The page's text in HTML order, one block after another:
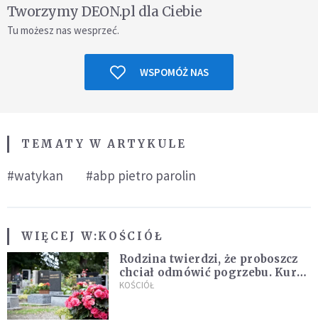
Tworzymy DEON.pl dla Ciebie
Tu możesz nas wesprzeć.
WSPOMÓŻ NAS
TEMATY W ARTYKULE
#watykan #abp pietro parolin
WIĘCEJ W:KOŚCIÓŁ
Rodzina twierdzi, że proboszcz
chciał odmówić pogrzebu. Kuria
zapowiada wyjaśnienia
KOŚCIÓŁ